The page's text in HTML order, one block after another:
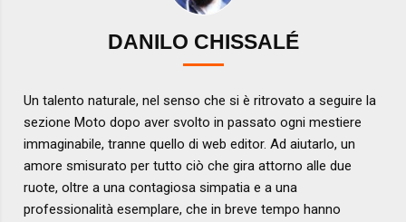
DANILO CHISSALÉ
Un talento naturale, nel senso che si è ritrovato a seguire la
sezione Moto dopo aver svolto in passato ogni mestiere
immaginabile, tranne quello di web editor. Ad aiutarlo, un
amore smisurato per tutto ciò che gira attorno alle due
ruote, oltre a una contagiosa simpatia e a una
professionalità esemplare, che in breve tempo hanno